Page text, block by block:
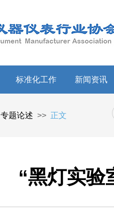
标准化工作 新闻资讯
专题论述 >> 正文
“黑灯实验